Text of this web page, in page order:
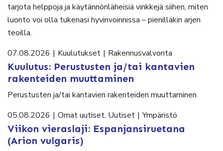
tarjota helppoja ja käytännönläheisiä vinkkejä siihen, miten
luonto voi olla tukenasi hyvinvoinnissa – pienilläkin arjen
teoilla.
07.08.2026 | Kuulutukset | Rakennusvalvonta
Kuulutus: Perustusten ja/tai kantavien
rakenteiden muuttaminen
Perustusten ja/tai kantavien rakenteiden muuttaminen
05.08.2026 | Omat uutiset, Uutiset | Ympäristö
Viikon vieraslaji: Espanjansiruetana
(Arion vulgaris)